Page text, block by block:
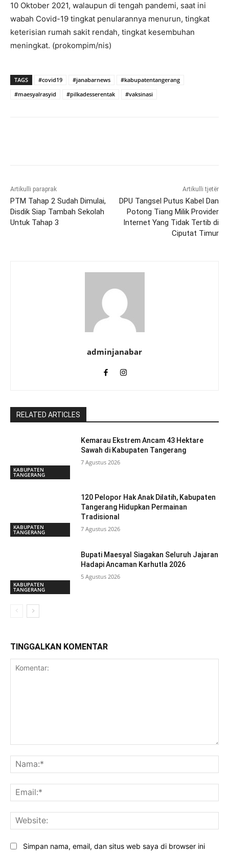
10 Oktober 2021, walaupun di tengah pandemi, saat ini
wabah Covid-19 tingkat penularannya menurun, tingkat
keterisian rumah sakit rendah, tingkat kesembuhan
meningkat. (prokompim/nis)
TAGS #covid19 #janabarnews
#kabupatentangerang
#maesyalrasyid
#pilkadesserentak #vaksinasi
Artikulli paraprak
PTM Tahap 2 Sudah Dimulai,
Disdik Siap Tambah Sekolah
Untuk Tahap 3
Artikulli tjetër
DPU Tangsel Putus Kabel Dan
Potong Tiang Milik Provider
Internet Yang Tidak Tertib di
Ciputat Timur
adminjanabar
RELATED ARTICLES
KABUPATEN
TANGERANG
Kemarau Ekstrem Ancam 43 Hektare
Sawah di Kabupaten Tangerang
7 Agustus 2026
KABUPATEN
TANGERANG
120 Pelopor Hak Anak Dilatih, Kabupaten
Tangerang Hidupkan Permainan
Tradisional
7 Agustus 2026
KABUPATEN
TANGERANG
Bupati Maesyal Siagakan Seluruh Jajaran
Hadapi Ancaman Karhutla 2026
5 Agustus 2026
TINGGALKAN KOMENTAR
Simpan nama, email, dan situs web saya di browser ini